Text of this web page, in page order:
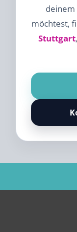
möchtest,
Stuttgart